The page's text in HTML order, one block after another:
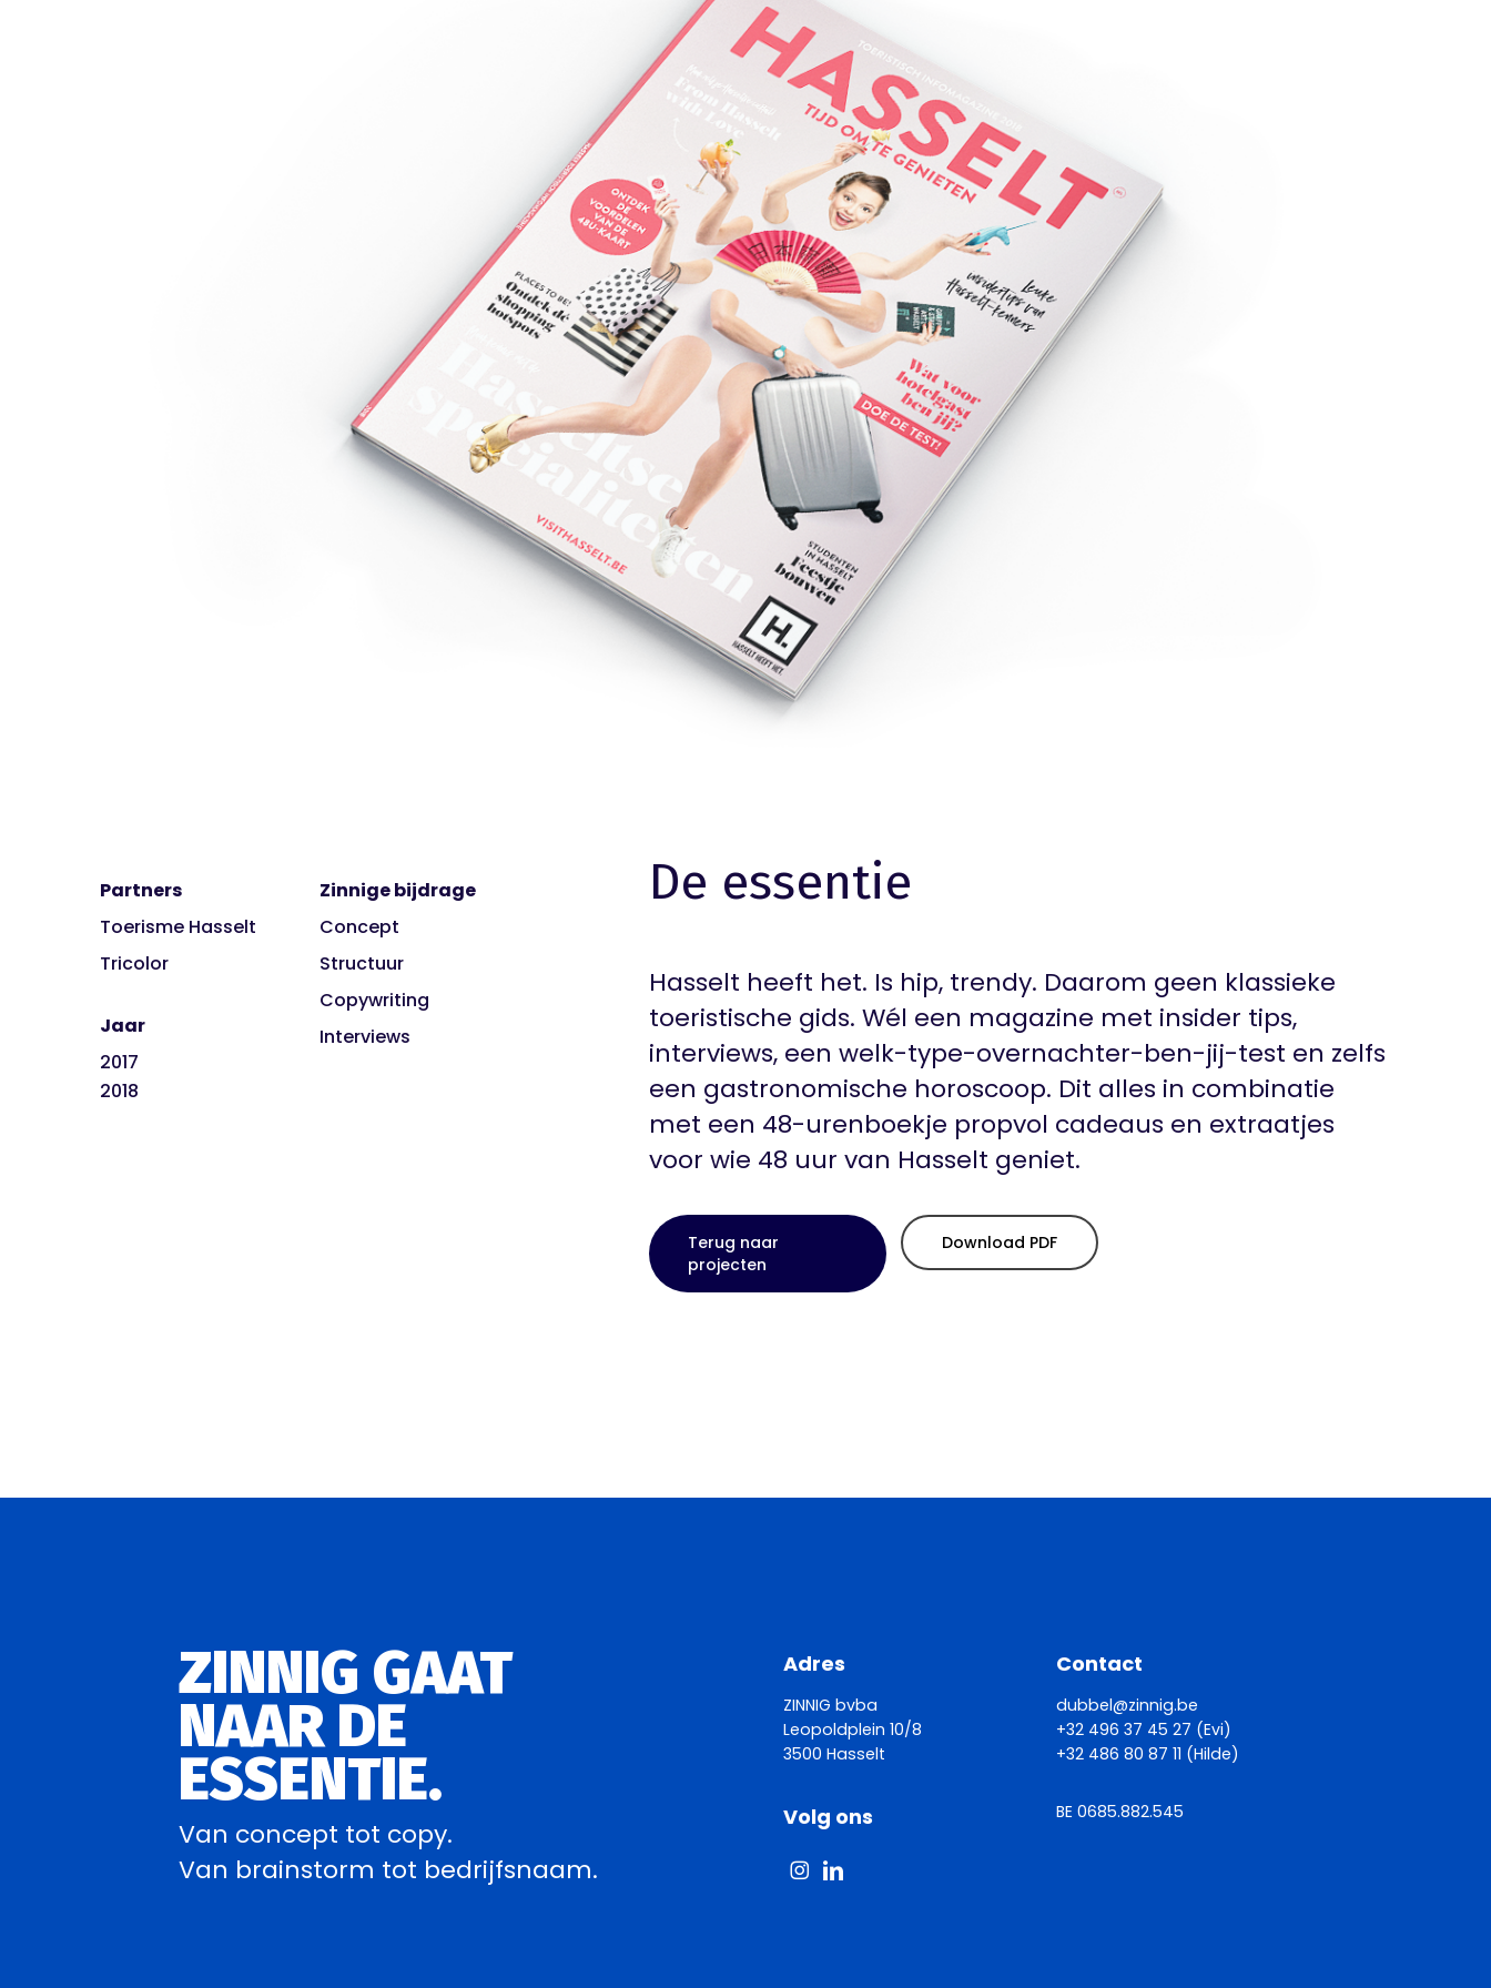
Partners
Toerisme Hasselt
Tricolor
Jaar
2017
2018
Zinnige bijdrage
Concept
Structuur
Copywriting
Interviews
De essentie
Hasselt heeft het. Is hip, trendy. Daarom geen klassieke
toeristische gids. Wél een magazine met insider tips,
interviews, een welk-type-overnachter-ben-jij-test en zelfs
een gastronomische horoscoop. Dit alles in combinatie
met een 48-urenboekje propvol cadeaus en extraatjes
voor wie 48 uur van Hasselt geniet.
Terug naar
projecten
Download PDF
ZINNIG GAAT
NAAR DE
ESSENTIE.
Van concept tot copy.
Van brainstorm tot bedrijfsnaam.
Adres
ZINNIG bvba
Leopoldplein 10/8
3500 Hasselt
Volg ons
Contact
dubbel@zinnig.be
+32 496 37 45 27 (Evi)
+32 486 80 87 11 (Hilde)
BE 0685.882.545